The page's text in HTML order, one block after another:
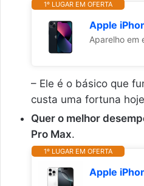
1º LUGAR EM OFERTA
Aparelho em
– Ele é o básico que
custa uma fortuna
Quer o melhor
Pro Max.
1º LUGAR EM OFERTA